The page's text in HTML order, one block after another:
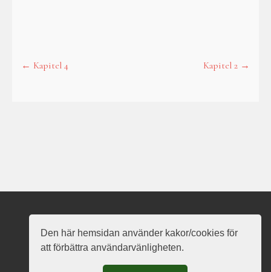
Den här hemsidan använder kakor/cookies för
att förbättra användarvänligheten.
Post
← Kapitel 4 Kapitel 2 →